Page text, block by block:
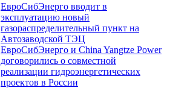
ЕвроСибЭнерго вводит в
эксплуатацию новый
газораспределительный пункт на
Автозаводской ТЭЦ
ЕвроСибЭнерго и China Yangtze Power
договорились о совместной
реализации гидроэнергетических
проектов в России